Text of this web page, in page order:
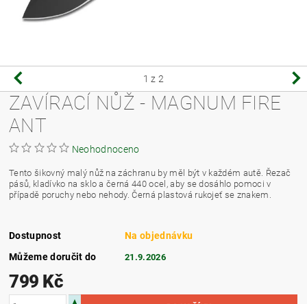
1 z 2
ZAVÍRACÍ NŮŽ - MAGNUM FIRE
ANT
Neohodnoceno
Tento šikovný malý nůž na záchranu by měl být v každém autě. Řezač
pásů, kladívko na sklo a černá 440 ocel, aby se dosáhlo pomoci v
případě poruchy nebo nehody. Černá plastová rukojeť se znakem.
Dostupnost
Na objednávku
Můžeme doručit do
21.9.2026
799 Kč